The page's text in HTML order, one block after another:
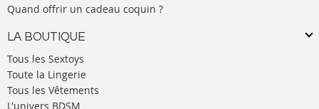
Quand offrir un cadeau coquin ?
LA BOUTIQUE
Tous les Sextoys
Toute la Lingerie
Tous les Vêtements
L'univers BDSM